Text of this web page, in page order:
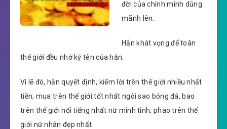
đời của chính mình dũng
mãnh lên.
Hắn khát vọng để toàn
thế giới đều nhớ kỹ tên của hắn.
Vì lẽ đó, hắn quyết định, kiếm lời trên thế giới nhiều nhất
tiền, mua trên thế giới tốt nhất ngôi sao bóng đá, bao
trên thế giới nổi tiếng nhất nữ minh tinh, phao trên thế
giới nữ nhân đẹp nhất